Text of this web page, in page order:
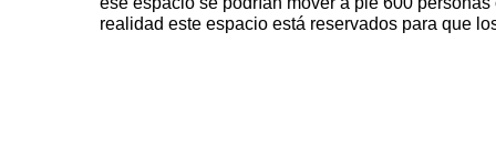
realidad este espacio está reservados para que